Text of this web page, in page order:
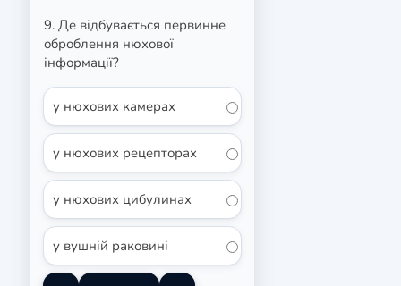
9. Де відбувається первинне
оброблення нюхової
інформації?
у нюхових камерах
у нюхових рецепторах
у нюхових цибулинах
у вушній раковині